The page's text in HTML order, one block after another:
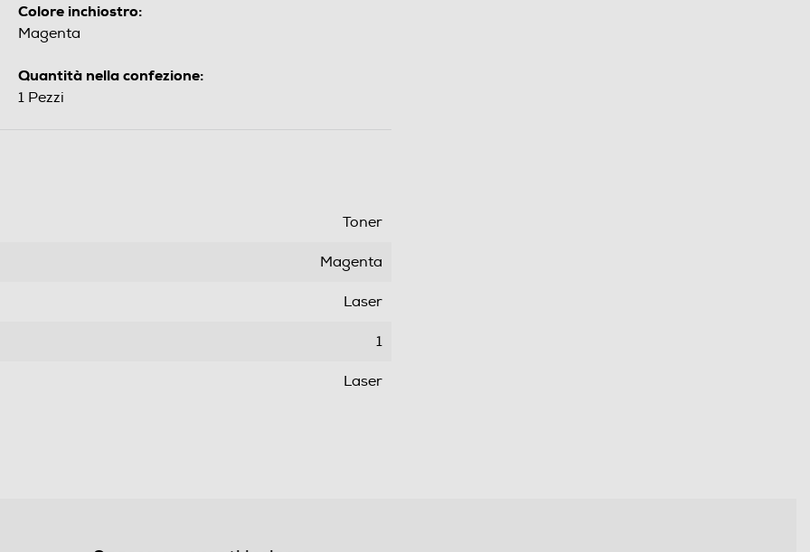
Colore inchiostro:
Magenta
Quantità nella confezione:
1 Pezzi
Toner
Magenta
Laser
1
Laser
LaserJet HP 201A con JetIntelligence offrite al